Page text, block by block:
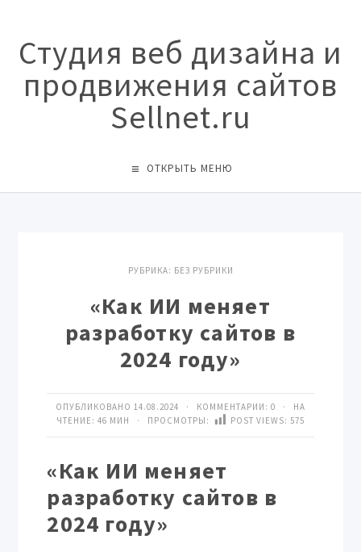
Студия веб дизайна и
продвижения сайтов
Sellnet.ru
ОТКРЫТЬ МЕНЮ
РУБРИКА: БЕЗ РУБРИКИ
«Как ИИ меняет
разработку сайтов в
2024 году»
ОПУБЛИКОВАНО 14.08.2024 · КОММЕНТАРИИ: 0 · НА
ЧТЕНИЕ: 46 МИН · ПРОСМОТРЫ:
POST VIEWS: 575
«Как ИИ меняет
разработку сайтов в
2024 году»